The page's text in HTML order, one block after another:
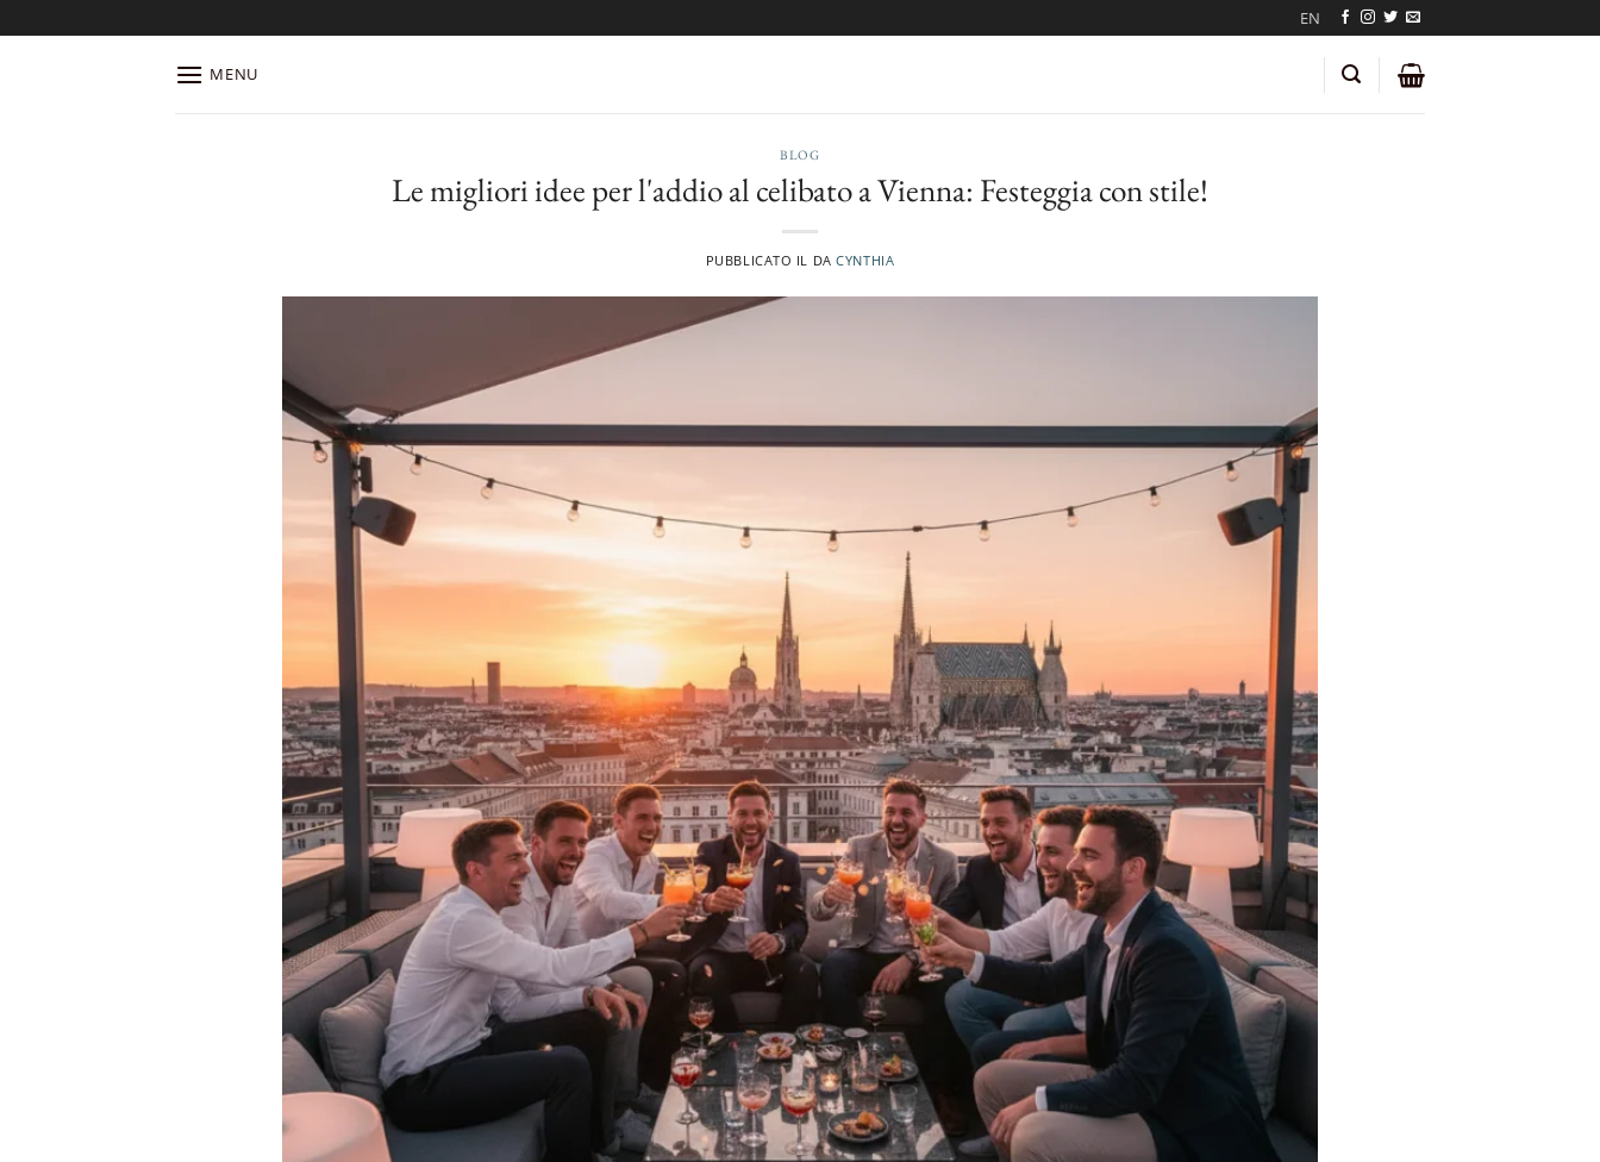
ai
EN
MENU
BLOG
Le migliori idee per l'addio al celibato a Vienna: Festeggia con stile!
PUBBLICATO IL DACYNTHIA